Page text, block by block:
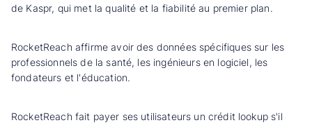
de Kaspr, qui met la qualité et la fiabilité au premier plan.
RocketReach affirme avoir des données spécifiques sur les
professionnels de la santé, les ingénieurs en logiciel, les
fondateurs et l'éducation.
RocketReach fait payer ses utilisateurs un crédit lookup s'il